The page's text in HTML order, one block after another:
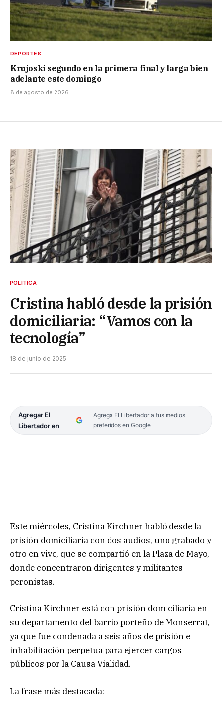
DEPORTES
Krujoski segundo en la primera final y larga bien
adelante este domingo
8 de agosto de 2026
POLÍTICA
Cristina habló desde la prisión
domiciliaria: “Vamos con la
tecnología”
18 de junio de 2025
Agregar El
Libertador en
Agrega El Libertador a tus medios
preferidos en Google
Este miércoles, Cristina Kirchner habló desde la
prisión domiciliaria con dos audios, uno grabado y
otro en vivo, que se compartió en la Plaza de Mayo,
donde concentraron dirigentes y militantes
peronistas.
Cristina Kirchner está con prisión domiciliaria en
su departamento del barrio porteño de Monserrat,
ya que fue condenada a seis años de prisión e
inhabilitación perpetua para ejercer cargos
públicos por la Causa Vialidad.
La frase más destacada: